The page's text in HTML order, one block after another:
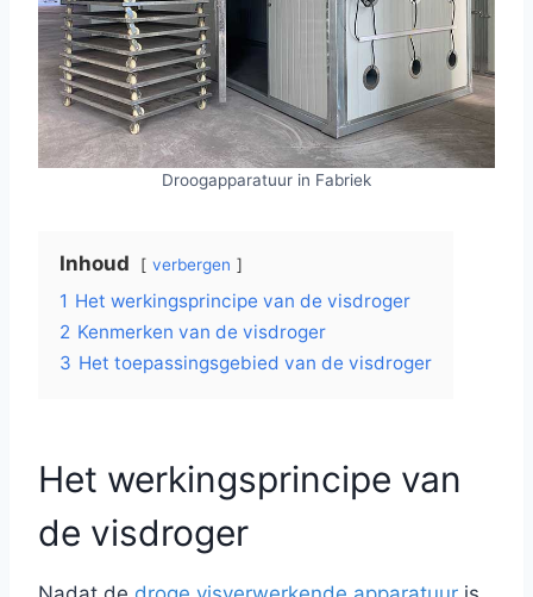
Droogapparatuur in Fabriek
Inhoud verbergen
1 Het werkingsprincipe van de visdroger
2 Kenmerken van de visdroger
3 Het toepassingsgebied van de visdroger
Het werkingsprincipe van
de visdroger